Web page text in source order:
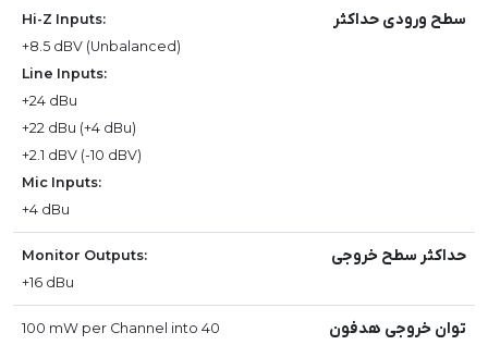
سطح ورودی حداکثر
Hi-Z Inputs:
+8.5 dBV (Unbalanced)
Line Inputs:
+24 dBu
+22 dBu (+4 dBu)
+2.1 dBV (-10 dBV)
Mic Inputs:
+4 dBu
حداکثر سطح خروجی
Monitor Outputs:
+16 dBu
توان خروجی هدفون
100 mW per Channel into 40